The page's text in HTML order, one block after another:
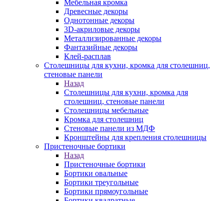
Мебельная кромка
Древесные декоры
Однотонные декоры
3D-акриловые декоры
Металлизированные декоры
Фантазийные декоры
Клей-расплав
Столешницы для кухни, кромка для столешниц,
стеновые панели
Назад
Столешницы для кухни, кромка для
столешниц, стеновые панели
Столешницы мебельные
Кромка для столешниц
Стеновые панели из МДФ
Кронштейны для крепления столешницы
Пристеночные бортики
Назад
Пристеночные бортики
Бортики овальные
Бортики треугольные
Бортики прямоугольные